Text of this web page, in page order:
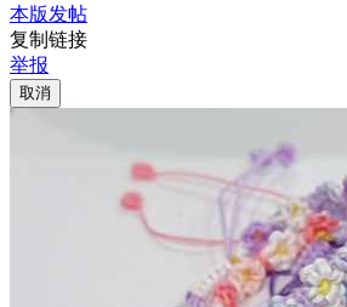
本版发帖
复制链接
举报
取消